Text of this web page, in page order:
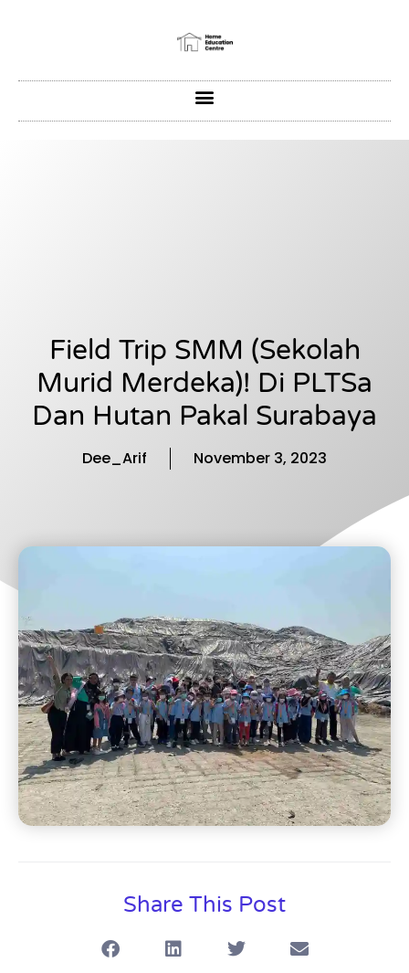
Field Trip SMM (Sekolah
Murid Merdeka)! Di PLTSa
Dan Hutan Pakal Surabaya
Dee_Arif November 3, 2023
Share This Post